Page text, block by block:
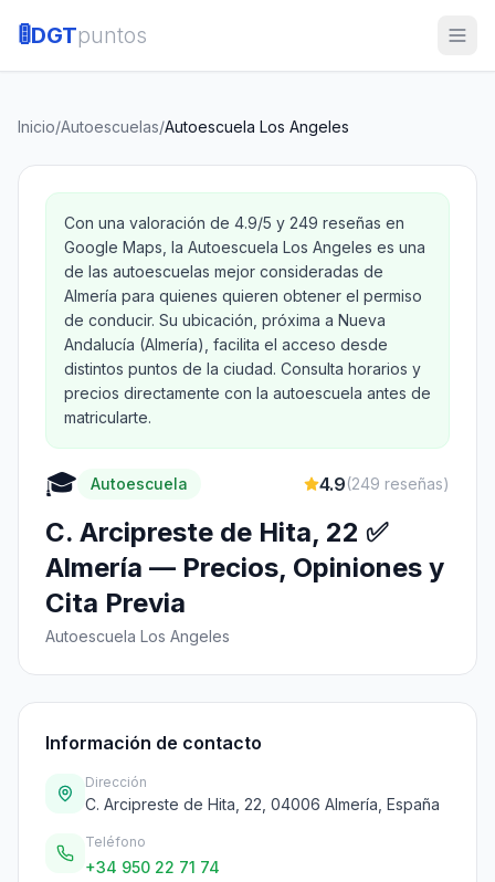
🚦DGTpuntos
Inicio/Autoescuelas/Autoescuela Los Angeles
Con una valoración de 4.9/5 y 249 reseñas en
Google Maps, la Autoescuela Los Angeles es una
de las autoescuelas mejor consideradas de
Almería para quienes quieren obtener el permiso
de conducir. Su ubicación, próxima a Nueva
Andalucía (Almería), facilita el acceso desde
distintos puntos de la ciudad. Consulta horarios y
precios directamente con la autoescuela antes de
matricularte.
🎓 Autoescuela 4.9(249 reseñas)
C. Arcipreste de Hita, 22 ✅
Almería — Precios, Opiniones y
Cita Previa
Autoescuela Los Angeles
Información de contacto
Dirección
C. Arcipreste de Hita, 22, 04006 Almería, España
Teléfono
+34 950 22 71 74